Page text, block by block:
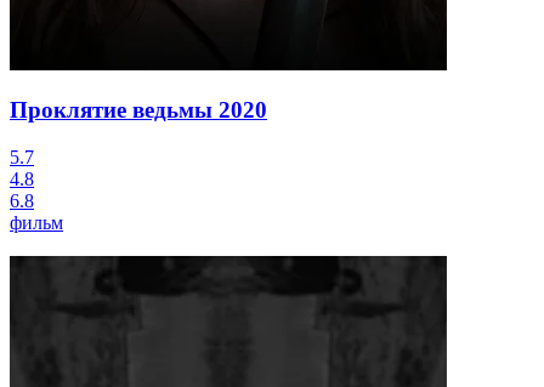
Проклятие ведьмы 2020
5.7
4.8
6.8
фильм